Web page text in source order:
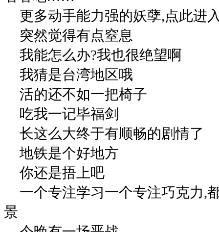
更多动手能力强的妖孽,点此进
突然觉得有点窒息
我能怎么办?我也很绝望啊
我猜是台湾地区哦
活的还不如一把椅子
吃我一记毕福剑
长这么大终于有顺畅的剧情了
地铁是个好地方
你还是捂上吧
一个专注学习一个专注巧克力,
景